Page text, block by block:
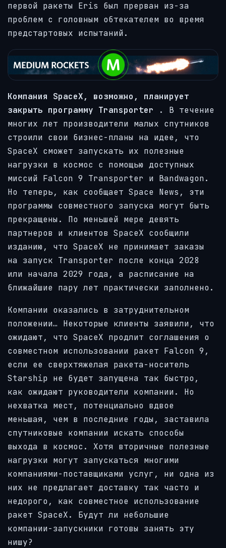
первой ракеты Eris был прерван из-за
проблем с головным обтекателем во время
предстартовых испытаний.
Компания SpaceX, возможно, планирует
закрыть программу Transporter . В течение
многих лет производители малых спутников
строили свои бизнес-планы на идее, что
SpaceX сможет запускать их полезные
нагрузки в космос с помощью доступных
миссий Falcon 9 Transporter и Bandwagon.
Но теперь, как сообщает Space News, эти
программы совместного запуска могут быть
прекращены. По меньшей мере девять
партнеров и клиентов SpaceX сообщили
изданию, что SpaceX не принимает заказы
на запуск Transporter после конца 2028
или начала 2029 года, а расписание на
ближайшие пару лет практически заполнено.
Компании оказались в затруднительном
положении… Некоторые клиенты заявили, что
ожидают, что SpaceX продлит соглашения о
совместном использовании ракет Falcon 9,
если ее сверхтяжелая ракета-носитель
Starship не будет запущена так быстро,
как ожидают руководители компании. Но
нехватка мест, потенциально вдвое
меньшая, чем в последние годы, заставила
спутниковые компании искать способы
выхода в космос. Хотя вторичные полезные
нагрузки могут запускаться многими
компаниями-поставщиками услуг, ни одна из
них не предлагает доставку так часто и
недорого, как совместное использование
ракет SpaceX. Будут ли небольшие
компании-запускники готовы занять эту
нишу?